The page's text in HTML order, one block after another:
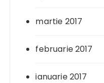
martie 2017
februarie 2017
ianuarie 2017